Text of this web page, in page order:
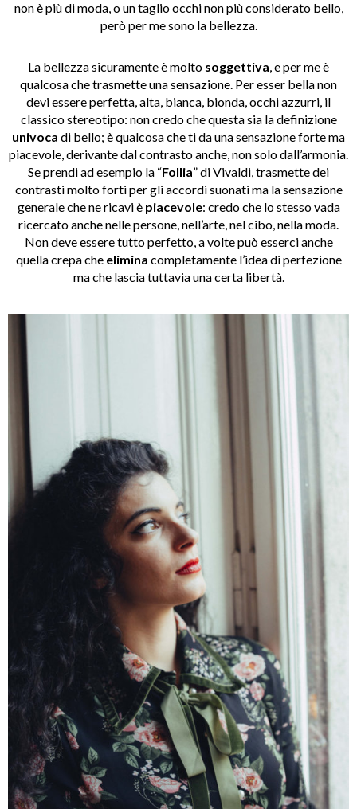
non è più di moda, o un taglio occhi non più considerato bello,
però per me sono la bellezza.
La bellezza sicuramente è molto soggettiva, e per me è
qualcosa che trasmette una sensazione. Per esser bella non
devi essere perfetta, alta, bianca, bionda, occhi azzurri, il
classico stereotipo: non credo che questa sia la definizione
univoca di bello; è qualcosa che ti da una sensazione forte ma
piacevole, derivante dal contrasto anche, non solo dall’armonia.
Se prendi ad esempio la “Follia” di Vivaldi, trasmette dei
contrasti molto forti per gli accordi suonati ma la sensazione
generale che ne ricavi è piacevole: credo che lo stesso vada
ricercato anche nelle persone, nell’arte, nel cibo, nella moda.
Non deve essere tutto perfetto, a volte può esserci anche
quella crepa che elimina completamente l’idea di perfezione
ma che lascia tuttavia una certa libertà.